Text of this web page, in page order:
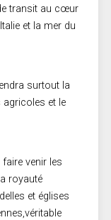
transit au cœur
et la mer du
surtout la
et le
venir les
royauté
et églises